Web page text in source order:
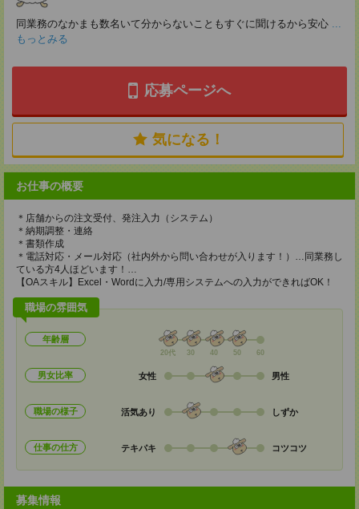
同業務のなかまも数名いて分からないこともすぐに聞けるから安心 ...
もっとみる
応募ページへ
気になる！
お仕事の概要
＊店舗からの注文受付、発注入力（システム）
＊納期調整・連絡
＊書類作成
＊電話対応・メール対応（社内外から問い合わせが入ります！）…同業務し
ている方4人ほどいます！…
【OAスキル】Excel・Wordに入力/専用システムへの入力ができればOK！
職場の雰囲気
年齢層
20代 30 40 50 60
男女比率 女性 男性
職場の様子 活気あり しずか
仕事の仕方 テキパキ コツコツ
募集情報